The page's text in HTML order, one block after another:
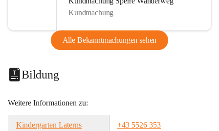
Kundmachung
Alle Bekanntmachungen sehen
Bildung
Weitere Informationen zu:
Kindergarten Laterns
+43 5526 353